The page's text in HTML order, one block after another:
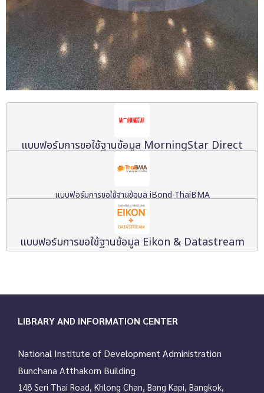
แบบฟอร์มการขอใช้ฐานข้อมูล MorningStar Direct
แบบฟอร์มการขอใช้ฐานข้อมูล iBond-ThaiBMA
แบบฟอร์มการขอใช้ฐานข้อมูล Eikon & Datastream
LIBRARY AND INFORMATION CENTER
National Institute of Development Administration
Bunchana Atthakorn Building
148 Seri Thai Road, Khlong Chan, Bang Kapi, Bangkok,